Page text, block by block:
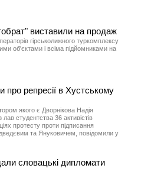
виставили на продаж
гірськолижного туркомплексу
об'єктами і всіма підйомниками на
про репресії в Хустському
якого є Дворнікова Надія
студентства 36 активістів
протесту проти підписання
та Януковичем, повідомили у
словацькі дипломати